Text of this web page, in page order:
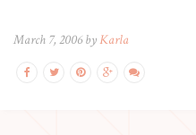
March 7, 2006 byKarla